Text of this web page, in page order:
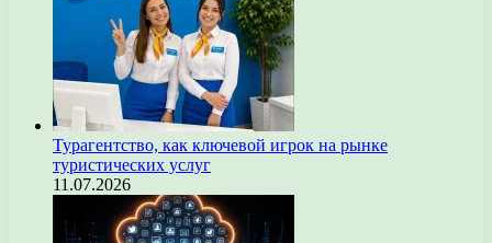
Турагентство, как ключевой игрок на рынке
туристических услуг
11.07.2026